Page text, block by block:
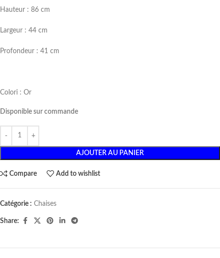
Hauteur : 86 cm
Largeur : 44 cm
Profondeur : 41 cm
Colori : Or
Disponible sur commande
AJOUTER AU PANIER
Compare Add to wishlist
Catégorie : Chaises
Share: